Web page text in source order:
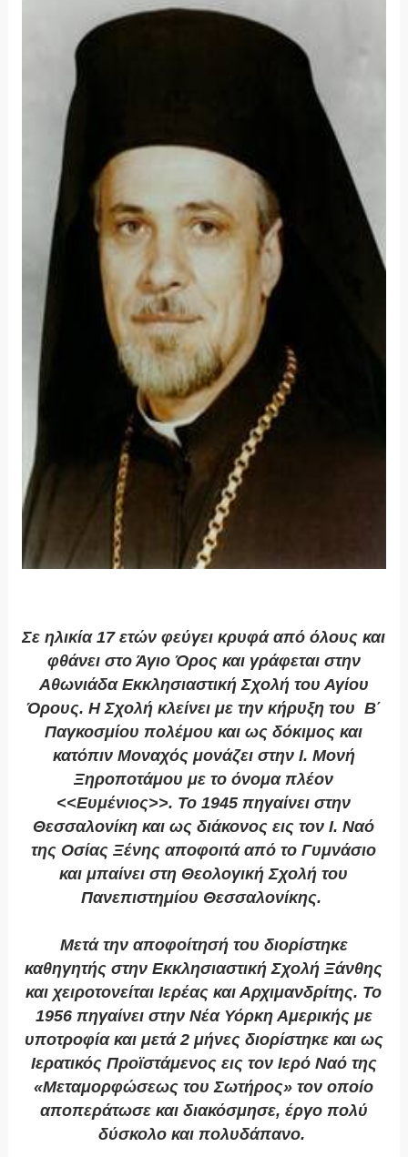
Σε ηλικία 17 ετών φεύγει κρυφά από όλους και
φθάνει στο Άγιο Όρος και γράφεται στην
Αθωνιάδα Εκκλησιαστική Σχολή του Αγίου
Όρους. Η Σχολή κλείνει με την κήρυξη του Β΄
Παγκοσμίου πολέμου και ως δόκιμος και
κατόπιν Μοναχός μονάζει στην Ι. Μονή
Ξηροποτάμου με το όνομα πλέον
<<Ευμένιος>>. Το 1945 πηγαίνει στην
Θεσσαλονίκη και ως διάκονος εις τον Ι. Ναό
της Οσίας Ξένης αποφοιτά από το Γυμνάσιο
και μπαίνει στη Θεολογική Σχολή του
Πανεπιστημίου Θεσσαλονίκης.
Μετά την αποφοίτησή του διορίστηκε
καθηγητής στην Εκκλησιαστική Σχολή Ξάνθης
και χειροτονείται Ιερέας και Αρχιμανδρίτης. Το
1956 πηγαίνει στην Νέα Υόρκη Αμερικής με
υποτροφία και μετά 2 μήνες διορίστηκε και ως
Ιερατικός Προϊστάμενος εις τον Ιερό Ναό της
«Μεταμορφώσεως του Σωτήρος» τον οποίο
αποπεράτωσε και διακόσμησε, έργο πολύ
δύσκολο και πολυδάπανο.